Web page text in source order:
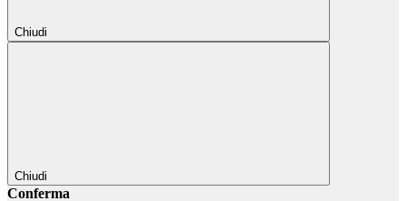
Chiudi
Chiudi
Conferma